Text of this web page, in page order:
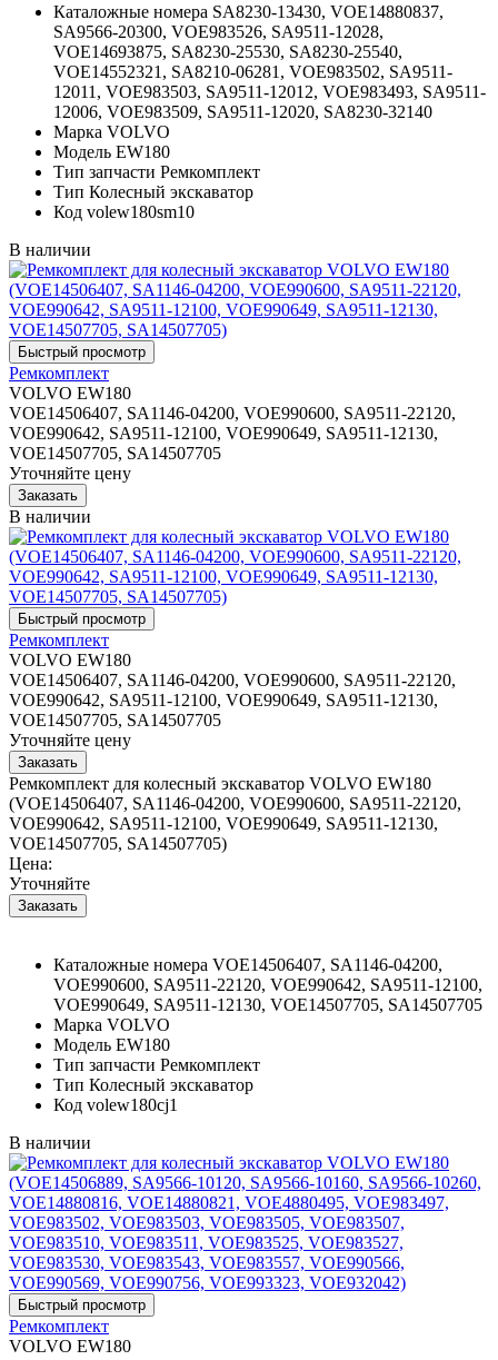
Каталожные номера SA8230-13430, VOE14880837,
SA9566-20300, VOE983526, SA9511-12028,
VOE14693875, SA8230-25530, SA8230-25540,
VOE14552321, SA8210-06281, VOE983502, SA9511-
12011, VOE983503, SA9511-12012, VOE983493, SA9511-
12006, VOE983509, SA9511-12020, SA8230-32140
Марка VOLVO
Модель EW180
Тип запчасти Ремкомплект
Тип Колесный экскаватор
Код volew180sm10
В наличии
Ремкомплект
VOLVO EW180
VOE14506407, SA1146-04200, VOE990600, SA9511-22120,
VOE990642, SA9511-12100, VOE990649, SA9511-12130,
VOE14507705, SA14507705
Уточняйте цену
В наличии
Ремкомплект
VOLVO EW180
VOE14506407, SA1146-04200, VOE990600, SA9511-22120,
VOE990642, SA9511-12100, VOE990649, SA9511-12130,
VOE14507705, SA14507705
Уточняйте цену
Ремкомплект для колесный экскаватор VOLVO EW180
(VOE14506407, SA1146-04200, VOE990600, SA9511-22120,
VOE990642, SA9511-12100, VOE990649, SA9511-12130,
VOE14507705, SA14507705)
Цена:
Уточняйте
Каталожные номера VOE14506407, SA1146-04200,
VOE990600, SA9511-22120, VOE990642, SA9511-12100,
VOE990649, SA9511-12130, VOE14507705, SA14507705
Марка VOLVO
Модель EW180
Тип запчасти Ремкомплект
Тип Колесный экскаватор
Код volew180cj1
В наличии
Ремкомплект
VOLVO EW180